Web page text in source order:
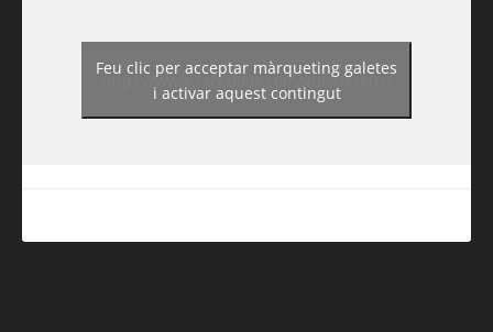
https://www.facebook.com/guiadereus/
Feu clic per acceptar màrqueting galetes
i activar aquest contingut